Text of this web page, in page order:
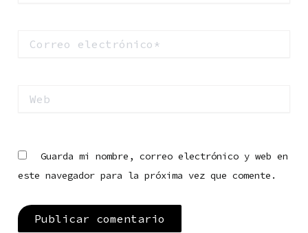
electrónico*
Guarda mi nombre, correo electrónico y web en
este navegador para la próxima vez que comente.